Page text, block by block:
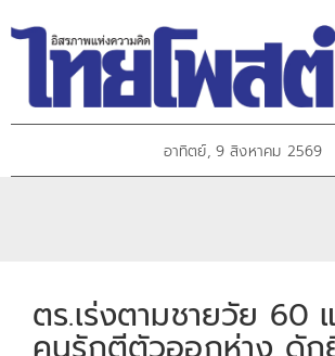
อาทิตย์, 9 สิงหาคม 2569
ตร.เร่งตามชายวัย 60